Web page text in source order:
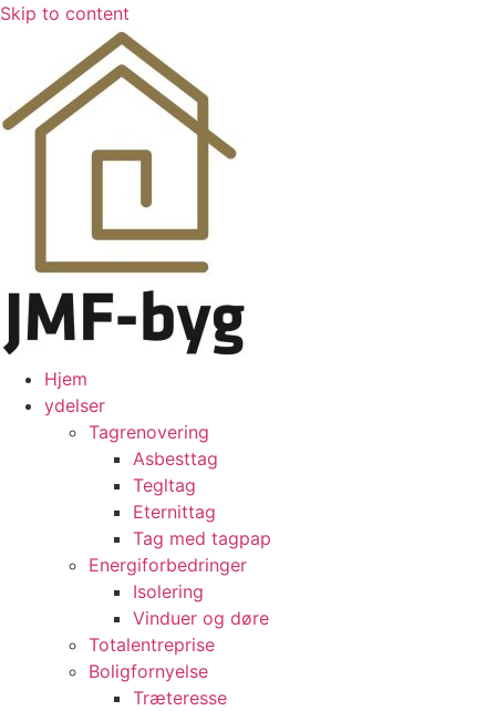
Skip to content
Hjem
ydelser
Tagrenovering
Asbesttag
Tegltag
Eternittag
Tag med tagpap
Energiforbedringer
Isolering
Vinduer og døre
Totalentreprise
Boligfornyelse
Træteresse